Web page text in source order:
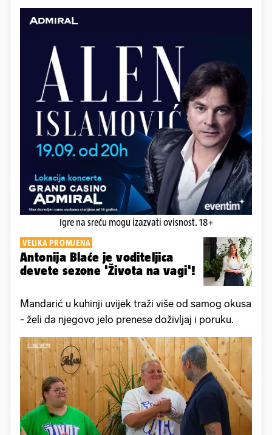
Igre na sreću mogu izazvati ovisnost. 18+
VELIKA PROMJENA
Antonija Blaće je voditeljica
devete sezone 'Života na vagi'!
Mandarić u kuhinji uvijek traži više od samog okusa
- želi da njegovo jelo prenese doživljaj i poruku.